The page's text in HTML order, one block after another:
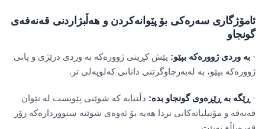
ئامۆژگاری سەرەکی بۆ پێوانەکردن و هەڵبژاردنی قەنەفەی
گونجاو
· بە وردی ژوورەکە بپێو: پێش کڕینی ژوورەکە بە وردی درێژی و پانی
ژوورەکە بپێو، بە لەبەرچاوگرتنی دانانی کەلوپەلی تر.
· ڕێگە بە ڕێڕەوی گونجاو بدە: دڵنیابە کە شوێنی پێویست لە نێوان
قەنەفە و مۆبیلیاتەکانی تردا هەیە بۆ ئەوەی شوێنە سنووردارەکە زۆر